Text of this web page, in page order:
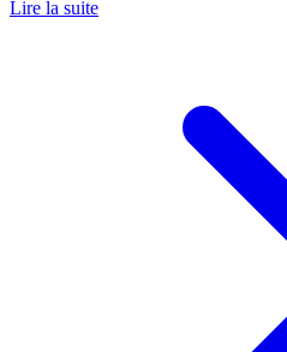
Lire la suite